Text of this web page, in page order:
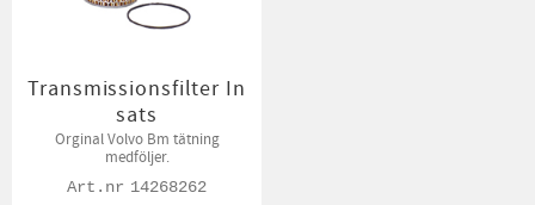
Transmissionsfilter In
sats
Orginal Volvo Bm tätning
medföljer.
14268262